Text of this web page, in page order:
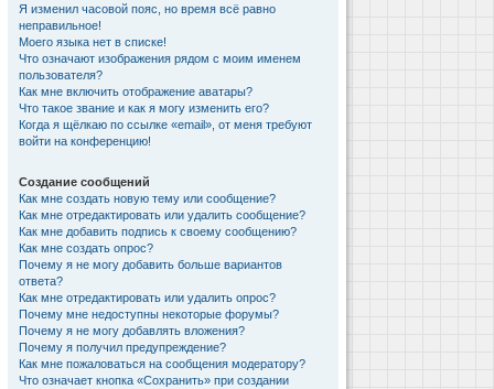
Я изменил часовой пояс, но время всё равно
неправильное!
Моего языка нет в списке!
Что означают изображения рядом с моим именем
пользователя?
Как мне включить отображение аватары?
Что такое звание и как я могу изменить его?
Когда я щёлкаю по ссылке «email», от меня требуют
войти на конференцию!
Создание сообщений
Как мне создать новую тему или сообщение?
Как мне отредактировать или удалить сообщение?
Как мне добавить подпись к своему сообщению?
Как мне создать опрос?
Почему я не могу добавить больше вариантов
ответа?
Как мне отредактировать или удалить опрос?
Почему мне недоступны некоторые форумы?
Почему я не могу добавлять вложения?
Почему я получил предупреждение?
Как мне пожаловаться на сообщения модератору?
Что означает кнопка «Сохранить» при создании